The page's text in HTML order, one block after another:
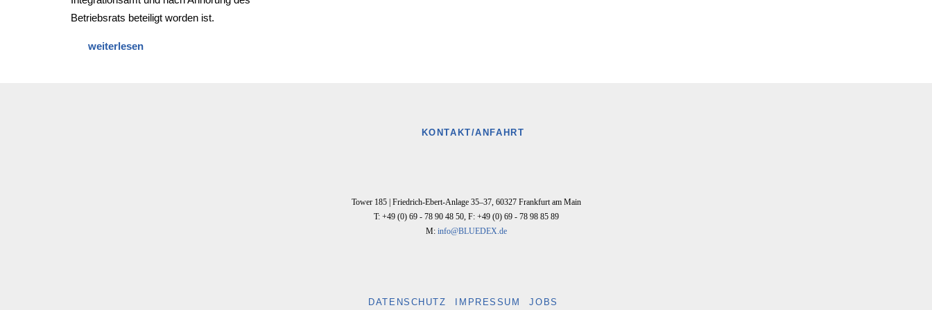
Betriebsrats beteiligt worden ist.
KONTAKT/ANFAHRT
Tower 185 | Friedrich-Ebert-Anlage 35–37, 60327 Frankfurt am Main
T: +49 (0) 69 - 78 90 48 50, F: +49 (0) 69 - 78 98 85 89
M: info@BLUEDEX.de
DATENSCHUTZ IMPRESSUM JOBS